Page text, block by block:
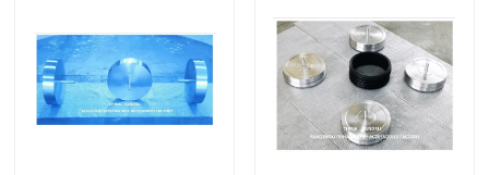
Über uns
Fabrik Tour